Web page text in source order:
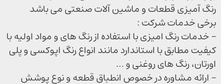
رنگ آمیزی قطعات و ماشین آلات صنعتی می باشد
برخی خدمات شرکت :
– خدمات رنگ امیزی با استفاده از رنگ های و مواد اولیه با
کیفیت مطابق با استاندارد مانند انواع رنگ اپوکسی و پلی
اورتان، رنگ های روغنی و …
– ارائه مشاوره در خصوص انطباق قطعه و نوع پوشش